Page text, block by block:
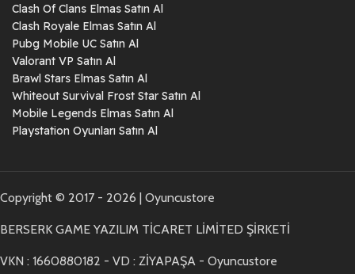
Clash Of Clans Elmas Satın Al
Clash Royale Elmas Satın Al
Pubg Mobile UC Satın Al
Valorant VP Satın Al
Brawl Stars Elmas Satın Al
Whiteout Survival Frost Star Satın Al
Mobile Legends Elmas Satın Al
Playstation Oyunları Satın Al
Copyright © 2017 - 2026 | Oyuncustore
BERSERK GAME YAZILIM TİCARET LİMİTED ŞİRKETİ
VKN : 1660880182 - VD : ZİYAPAŞA - Oyuncustore